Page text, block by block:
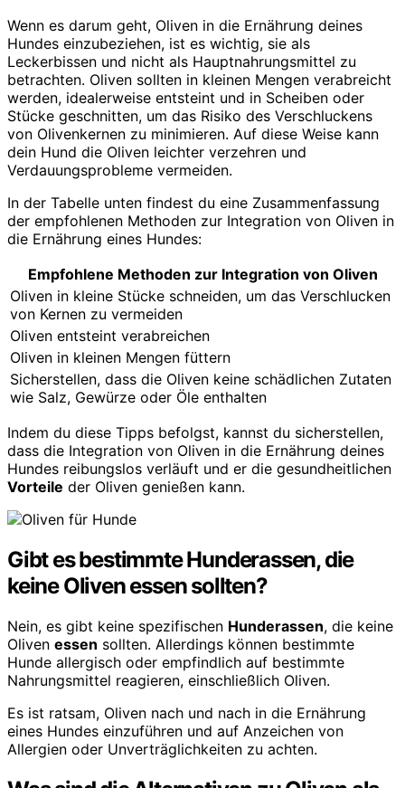
Wenn es darum geht, Oliven in die Ernährung deines
Hundes einzubeziehen, ist es wichtig, sie als
Leckerbissen und nicht als Hauptnahrungsmittel zu
betrachten. Oliven sollten in kleinen Mengen verabreicht
werden, idealerweise entsteint und in Scheiben oder
Stücke geschnitten, um das Risiko des Verschluckens
von Olivenkernen zu minimieren. Auf diese Weise kann
dein Hund die Oliven leichter verzehren und
Verdauungsprobleme vermeiden.
In der Tabelle unten findest du eine Zusammenfassung
der empfohlenen Methoden zur Integration von Oliven in
die Ernährung eines Hundes:
Empfohlene Methoden zur Integration von Oliven
Oliven in kleine Stücke schneiden, um das Verschlucken
von Kernen zu vermeiden
Oliven entsteint verabreichen
Oliven in kleinen Mengen füttern
Sicherstellen, dass die Oliven keine schädlichen Zutaten
wie Salz, Gewürze oder Öle enthalten
Indem du diese Tipps befolgst, kannst du sicherstellen,
dass die Integration von Oliven in die Ernährung deines
Hundes reibungslos verläuft und er die gesundheitlichen
Vorteile der Oliven genießen kann.
Gibt es bestimmte Hunderassen, die
keine Oliven essen sollten?
Nein, es gibt keine spezifischen Hunderassen, die keine
Oliven essen sollten. Allerdings können bestimmte
Hunde allergisch oder empfindlich auf bestimmte
Nahrungsmittel reagieren, einschließlich Oliven.
Es ist ratsam, Oliven nach und nach in die Ernährung
eines Hundes einzuführen und auf Anzeichen von
Allergien oder Unverträglichkeiten zu achten.